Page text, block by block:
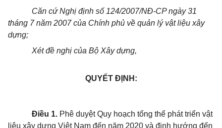
Căn cứ Nghị định số 124/2007/NĐ-CP ngày 31
tháng 7 năm 2007 của Chính phủ về quản lý vật liệu xây
dựng;
Xét đề nghị của Bộ Xây dựng,
QUYẾT ĐỊNH:
Điều 1. Phê duyệt Quy hoạch tổng thể phát triển vật
liệu xây dựng Việt Nam đến năm 2020 và định hướng đến